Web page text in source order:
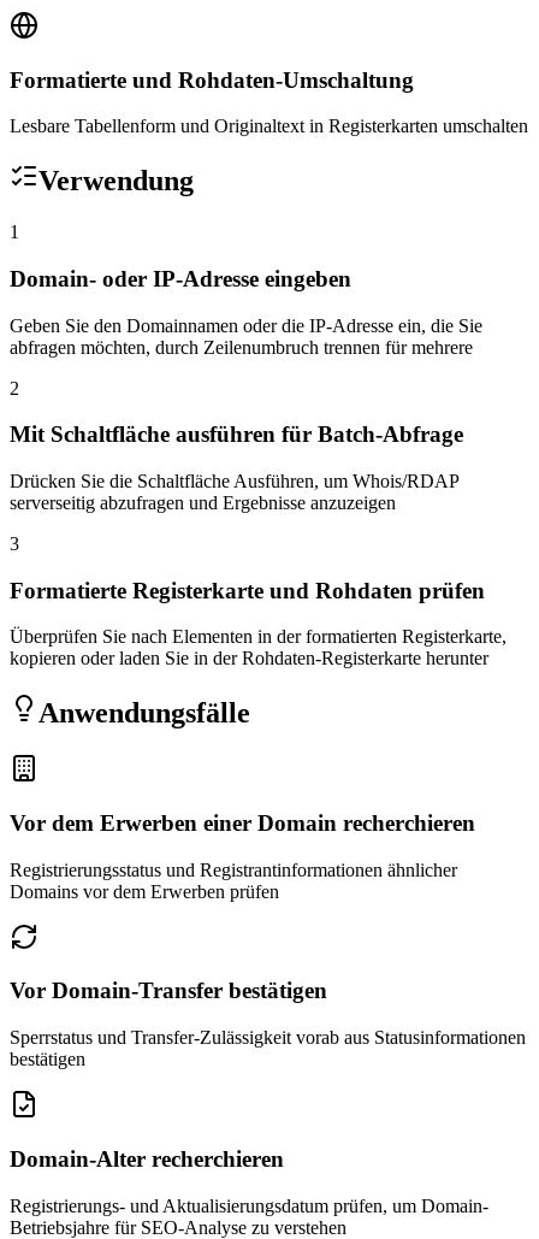
Formatierte und Rohdaten-Umschaltung
Lesbare Tabellenform und Originaltext in Registerkarten umschalten
Verwendung
1
Domain- oder IP-Adresse eingeben
Geben Sie den Domainnamen oder die IP-Adresse ein, die Sie
abfragen möchten, durch Zeilenumbruch trennen für mehrere
2
Mit Schaltfläche ausführen für Batch-Abfrage
Drücken Sie die Schaltfläche Ausführen, um Whois/RDAP
serverseitig abzufragen und Ergebnisse anzuzeigen
3
Formatierte Registerkarte und Rohdaten prüfen
Überprüfen Sie nach Elementen in der formatierten Registerkarte,
kopieren oder laden Sie in der Rohdaten-Registerkarte herunter
Anwendungsfälle
Vor dem Erwerben einer Domain recherchieren
Registrierungsstatus und Registrantinformationen ähnlicher
Domains vor dem Erwerben prüfen
Vor Domain-Transfer bestätigen
Sperrstatus und Transfer-Zulässigkeit vorab aus Statusinformationen
bestätigen
Domain-Alter recherchieren
Registrierungs- und Aktualisierungsdatum prüfen, um Domain-
Betriebsjahre für SEO-Analyse zu verstehen